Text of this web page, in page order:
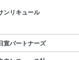
ンリキュール
宣パートナーズ